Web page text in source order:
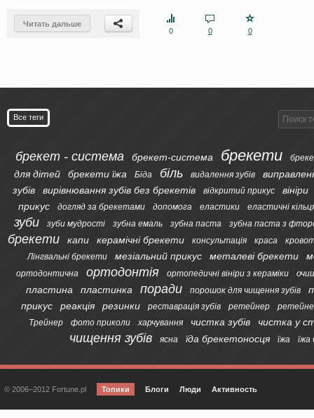
Читать дальше
0
0 0
Все теги
брекет - система брекет-система брекети
для дітей брекети їжа Біда біль видалення зубів
зубів
вирівнювання зубів без брекетів відкритий прикус
вініри
прикус
догляд за брекетами допомога еластики еластичні
зуби зуби мудрості зубна емаль зубна паста зубна паста з
брекети капи керамічні брекети консультація краса
Лінгвальні брекети
мезіальний прикус металеві брекети
ортодонтична ортодонтія ортопедичні вініри з кераміки
пластина пластинка поради порошок для чищення зубів
прикус
реакція резинки реставрація зубів ретейнер
Трейнер
фото приколи харчування чистка зубів чистка у
чищення зубів ясна їда брекетоносця їжа
© 2006–2012 Fortune.pl Топики Блоги Люди Активность